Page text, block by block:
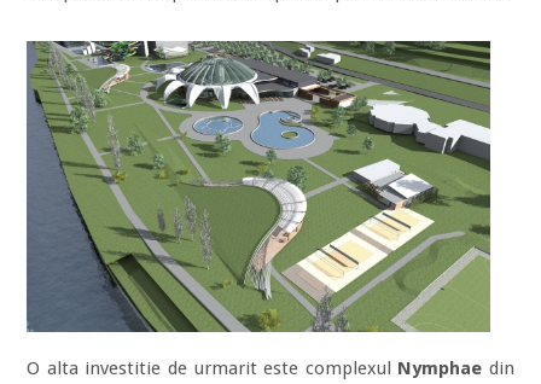
O alta investitie de urmarit este complexul Nymphae din